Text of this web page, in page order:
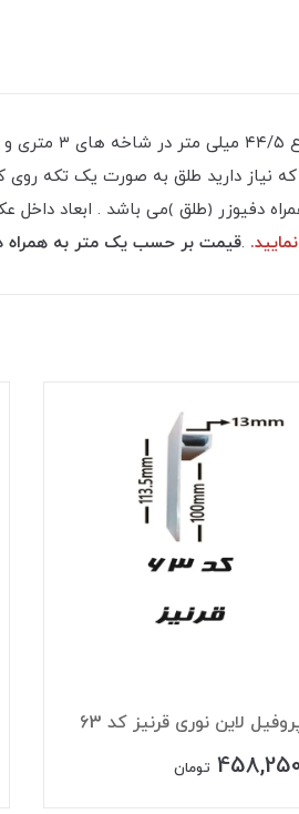
متری جهت مکان هایی که نیاز دارید طلق به
دفیوزر ﴿طلق ﴾می باشد . ابعاد داخل
.قیمت بر حسب یک متر به همراه
لاین نوری قرنیز کد 63
تومان